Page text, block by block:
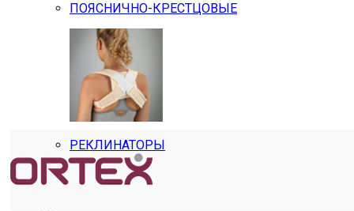
ПОЯСНИЧНО-КРЕСТЦОВЫЕ
РЕКЛИНАТОРЫ